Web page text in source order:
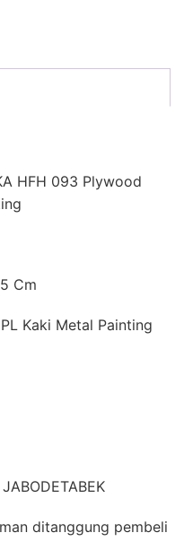
HFH 093 Plywood
Cm
Kaki Metal Painting
ditanggung pembeli